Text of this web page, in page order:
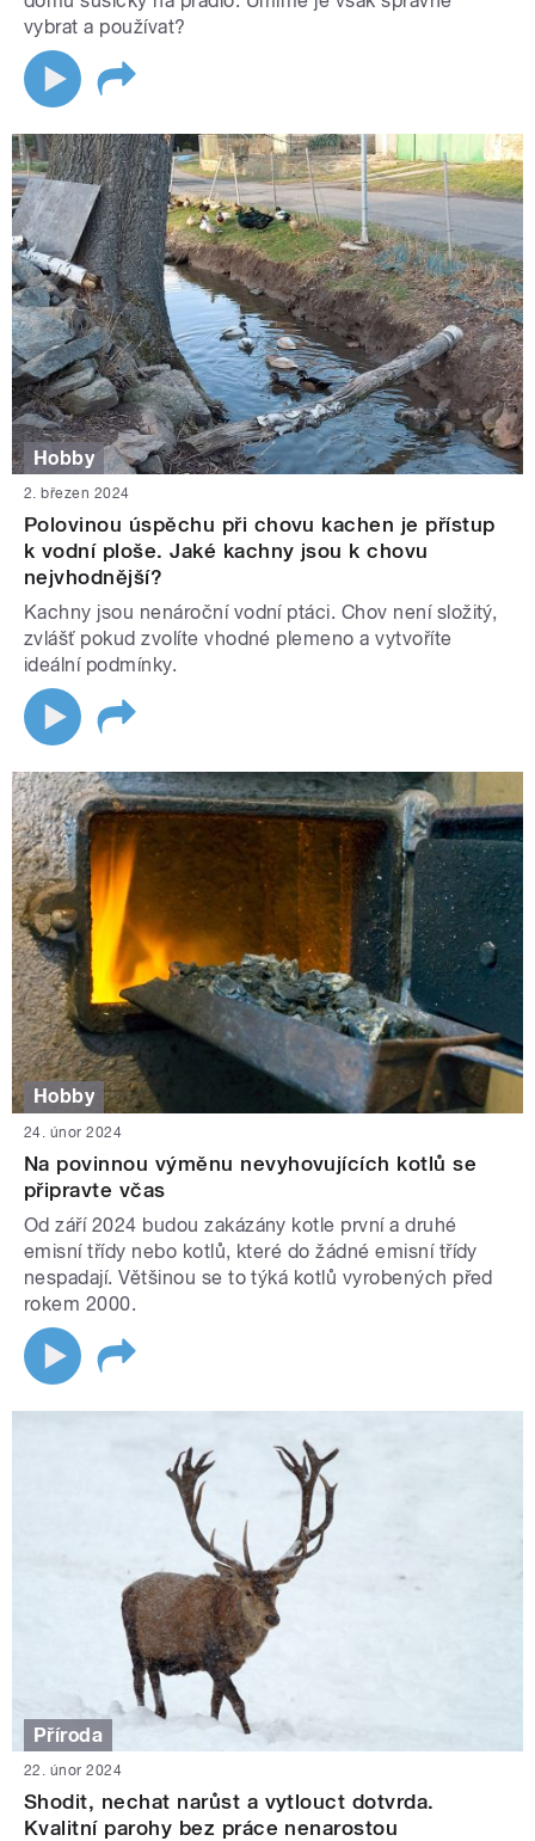
vybrat a používat?
Hobby
2. březen 2024
Polovinou úspěchu při chovu kachen je přístup
k vodní ploše. Jaké kachny jsou k chovu
nejvhodnější?
Kachny jsou nenároční vodní ptáci. Chov není složitý,
zvlášť pokud zvolíte vhodné plemeno a vytvoříte
ideální podmínky.
Hobby
24. únor 2024
Na povinnou výměnu nevyhovujících kotlů se
připravte včas
Od září 2024 budou zakázány kotle první a druhé
emisní třídy nebo kotlů, které do žádné emisní třídy
nespadají. Většinou se to týká kotlů vyrobených před
rokem 2000.
Příroda
22. únor 2024
Shodit, nechat narůst a vytlouct dotvrda.
Kvalitní parohy bez práce nenarostou